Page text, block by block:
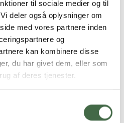
til sociale medier og til
deler også oplysninger om
med vores partnere inden
og
kan kombinere disse
du har givet dem, eller som
af deres tjenester.
en ny forbundssekretær fra
Tom Block:
Holm velkommen på posten
og jeg ser frem til
jeg også frem til et godt
med et meget erfarent
når Kurt Almestrand